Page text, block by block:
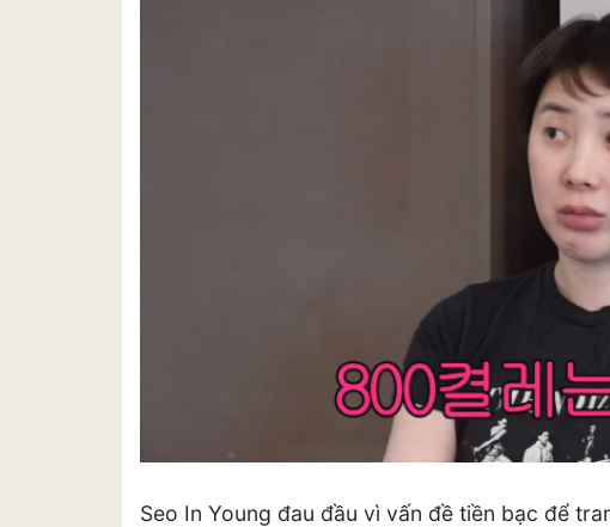
Seo In Young đau đầu vì vấn đề tiền bạc để